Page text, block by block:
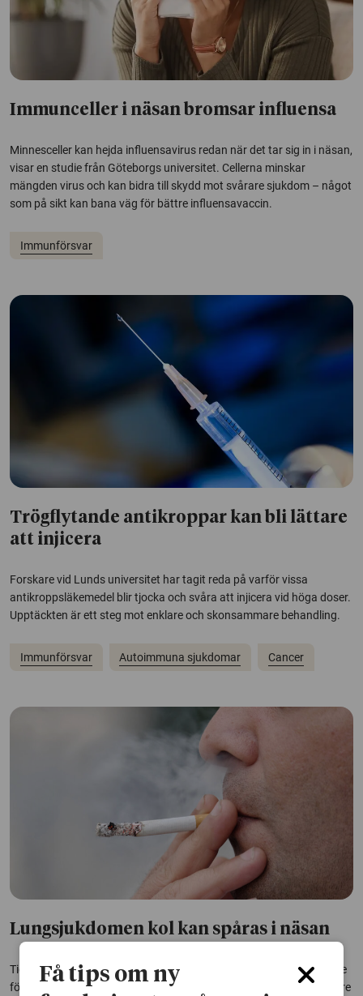
Immunceller i näsan bromsar influensa
Minnesceller kan hejda influensavirus redan när det tar sig in i näsan,
visar en studie från Göteborgs universitet. Cellerna minskar
mängden virus och kan bidra till skydd mot svårare sjukdom – något
som på sikt kan bana väg för bättre influensavaccin.
Immunförsvar
Trögflytande antikroppar kan bli lättare
att injicera
Forskare vid Lunds universitet har tagit reda på varför vissa
antikroppsläkemedel blir tjocka och svåra att injicera vid höga doser.
Upptäckten är ett steg mot enklare och skonsammare behandling.
Immunförsvar Autoimmuna sjukdomar Cancer
Lungsjukdomen kol kan spåras i näsan
Tidig diagnos av kroniskt obstruktiv lungsjukdom, kol, är viktig både
för effektiv behandling och patienternas livskvalitet. Nu kan forskare
Få tips om ny